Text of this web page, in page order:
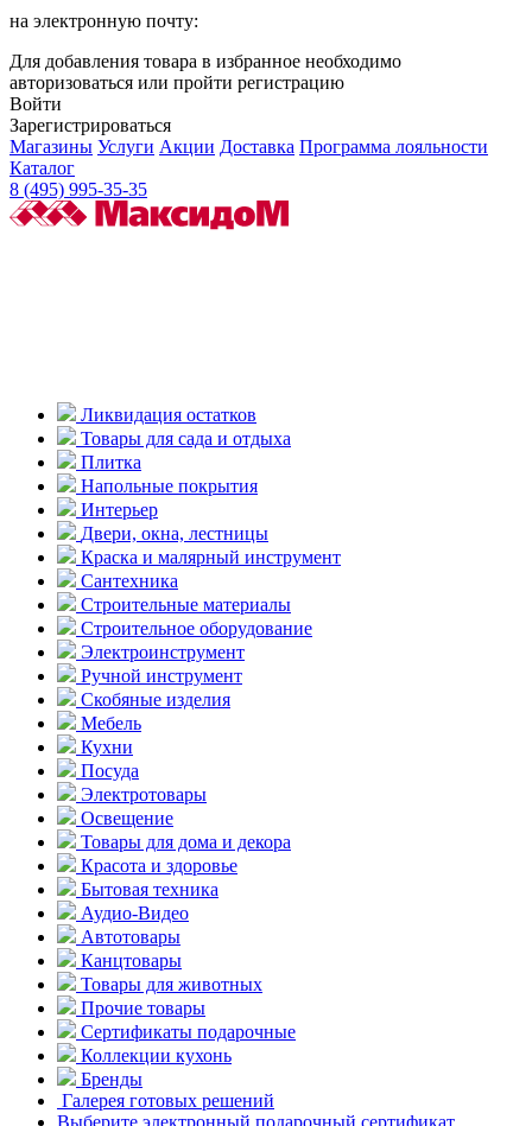
на электронную почту:
Для добавления товара в избранное необходимо
авторизоваться или пройти регистрацию
Войти
Зарегистрироваться
Магазины Услуги Акции Доставка Программа лояльности
Каталог
8 (495) 995-35-35
Ликвидация остатков
Товары для сада и отдыха
Плитка
Напольные покрытия
Интерьер
Двери, окна, лестницы
Краска и малярный инструмент
Сантехника
Строительные материалы
Строительное оборудование
Электроинструмент
Ручной инструмент
Скобяные изделия
Мебель
Кухни
Посуда
Электротовары
Освещение
Товары для дома и декора
Красота и здоровье
Бытовая техника
Аудио-Видео
Автотовары
Канцтовары
Товары для животных
Прочие товары
Сертификаты подарочные
Коллекции кухонь
Бренды
Галерея готовых решений
Выберите электронный подарочный сертификат